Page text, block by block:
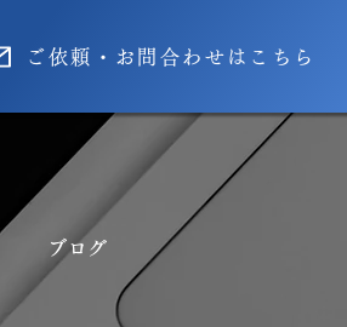
ご依頼・お問合わせはこちら
ブログ